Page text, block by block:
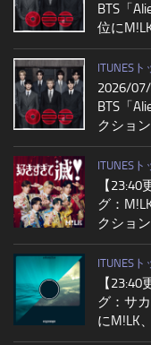
BTS「
位に
ITUNES
2026/
BTS「
クション
ITUNES
【
グ：
クショ
ITUNES
【
グ：サ
にM!LK